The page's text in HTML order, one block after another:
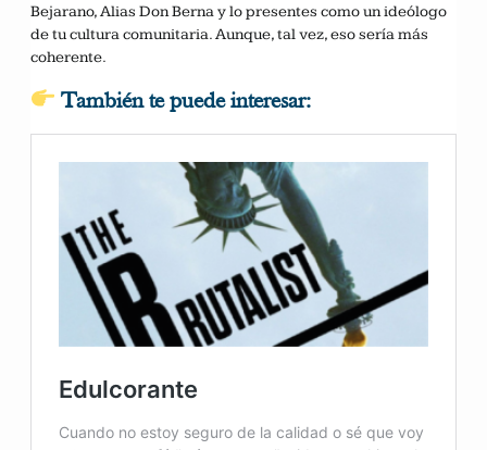
Bejarano, Alias Don Berna y lo presentes como un ideólogo
de tu cultura comunitaria. Aunque, tal vez, eso sería más
coherente.
También te puede interesar: